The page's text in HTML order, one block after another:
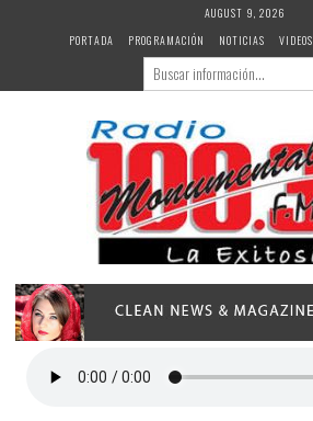
AUGUST 9, 2026
PORTADA
PROGRAMACIÓN NOTICIAS VIDEOS